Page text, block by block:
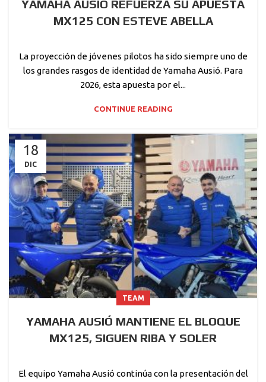
YAMAHA AUSIÓ REFUERZA SU APUESTA
MX125 CON ESTEVE ABELLA
La proyección de jóvenes pilotos ha sido siempre uno de
los grandes rasgos de identidad de Yamaha Ausió. Para
2026, esta apuesta por el...
CONTINUE READING
18
DIC
TEAM
YAMAHA AUSIÓ MANTIENE EL BLOQUE
MX125, SIGUEN RIBA Y SOLER
El equipo Yamaha Ausió continúa con la presentación del